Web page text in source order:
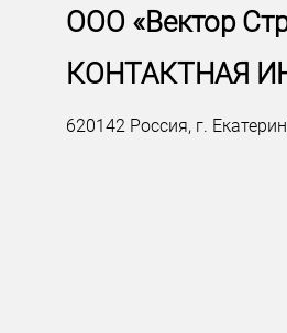
ООО «Вектор
КОНТАКТНАЯ
620142 Россия, г.